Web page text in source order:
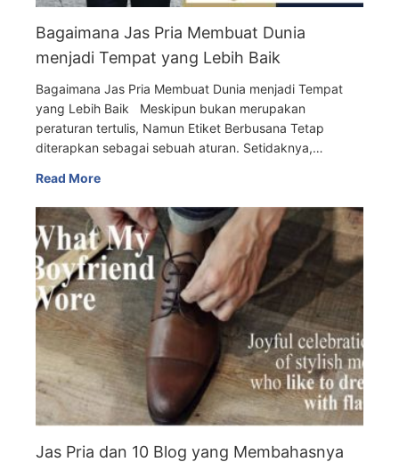
Bagaimana Jas Pria Membuat Dunia
menjadi Tempat yang Lebih Baik
Bagaimana Jas Pria Membuat Dunia menjadi Tempat
yang Lebih Baik Meskipun bukan merupakan
peraturan tertulis, Namun Etiket Berbusana Tetap
diterapkan sebagai sebuah aturan. Setidaknya,…
Read More
Jas Pria dan 10 Blog yang Membahasnya